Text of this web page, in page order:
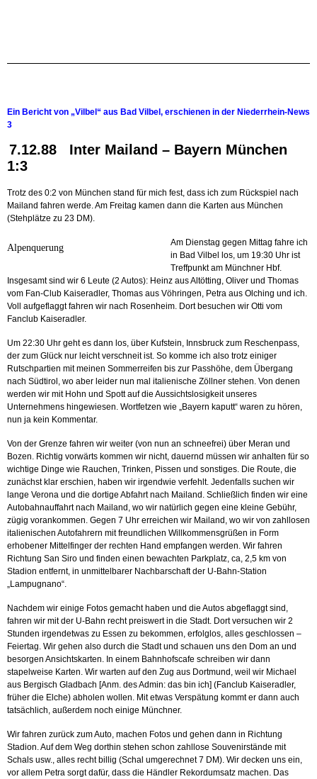
Ein Bericht von „Vilbel“ aus Bad Vilbel, erschienen in der Niederrhein-News
3
7.12.88 Inter Mailand – Bayern München
1:3
Trotz des 0:2 von München stand für mich fest, dass ich zum Rückspiel nach
Mailand fahren werde. Am Freitag kamen dann die Karten aus München
(Stehplätze zu 23 DM).
Alpenquerung
Am Dienstag gegen Mittag fahre ich
in Bad Vilbel los, um 19:30 Uhr ist
Treffpunkt am Münchner Hbf.
Insgesamt sind wir 6 Leute (2 Autos): Heinz aus Altötting, Oliver und Thomas
vom Fan-Club Kaiseradler, Thomas aus Vöhringen, Petra aus Olching und ich.
Voll aufgeflaggt fahren wir nach Rosenheim. Dort besuchen wir Otti vom
Fanclub Kaiseradler.
Um 22:30 Uhr geht es dann los, über Kufstein, Innsbruck zum Reschenpass,
der zum Glück nur leicht verschneit ist. So komme ich also trotz einiger
Rutschpartien mit meinen Sommerreifen bis zur Passhöhe, dem Übergang
nach Südtirol, wo aber leider nun mal italienische Zöllner stehen. Von denen
werden wir mit Hohn und Spott auf die Aussichtslosigkeit unseres
Unternehmens hingewiesen. Wortfetzen wie „Bayern kaputt“ waren zu hören,
nun ja kein Kommentar.
Von der Grenze fahren wir weiter (von nun an schneefrei) über Meran und
Bozen. Richtig vorwärts kommen wir nicht, dauernd müssen wir anhalten für so
wichtige Dinge wie Rauchen, Trinken, Pissen und sonstiges. Die Route, die
zunächst klar erschien, haben wir irgendwie verfehlt. Jedenfalls suchen wir
lange Verona und die dortige Abfahrt nach Mailand. Schließlich finden wir eine
Autobahnauffahrt nach Mailand, wo wir natürlich gegen eine kleine Gebühr,
zügig vorankommen. Gegen 7 Uhr erreichen wir Mailand, wo wir von zahllosen
italienischen Autofahrern mit freundlichen Willkommensgrüßen in Form
erhobener Mittelfinger der rechten Hand empfangen werden. Wir fahren
Richtung San Siro und finden einen bewachten Parkplatz, ca, 2,5 km von
Stadion entfernt, in unmittelbarer Nachbarschaft der U-Bahn-Station
„Lampugnano“.
Nachdem wir einige Fotos gemacht haben und die Autos abgeflaggt sind,
fahren wir mit der U-Bahn recht preiswert in die Stadt. Dort versuchen wir 2
Stunden irgendetwas zu Essen zu bekommen, erfolglos, alles geschlossen –
Feiertag. Wir gehen also durch die Stadt und schauen uns den Dom an und
besorgen Ansichtskarten. In einem Bahnhofscafe schreiben wir dann
stapelweise Karten. Wir warten auf den Zug aus Dortmund, weil wir Michael
aus Bergisch Gladbach [Anm. des Admin: das bin ich] (Fanclub Kaiseradler,
früher die Elche) abholen wollen. Mit etwas Verspätung kommt er dann auch
tatsächlich, außerdem noch einige Münchner.
Wir fahren zurück zum Auto, machen Fotos und gehen dann in Richtung
Stadion. Auf dem Weg dorthin stehen schon zahllose Souvenirstände mit
Schals usw., alles recht billig (Schal umgerechnet 7 DM). Wir decken uns ein,
vor allem Petra sorgt dafür, dass die Händler Rekordumsatz machen. Das